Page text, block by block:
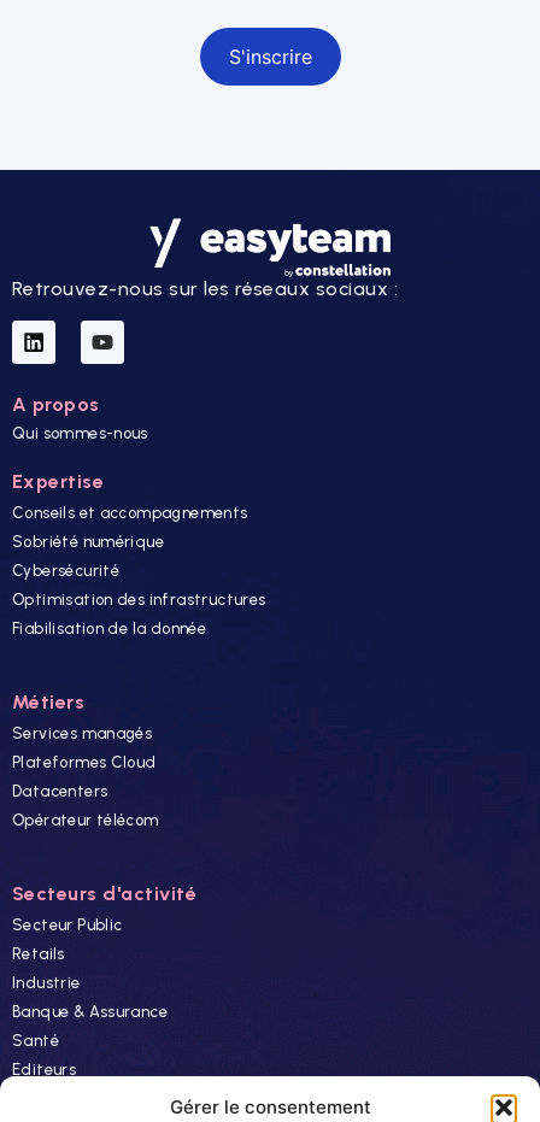
Gérer le consentement
Retrouvez-nous sur les réseaux sociaux :
A propos
Qui sommes-nous
Expertise
Conseils et accompagnements
Sobriété numérique
Cybersécurité
Optimisation des infrastructures
Fiabilisation de la donnée
Métiers
Services managés
Plateformes Cloud
Datacenters
Opérateur télécom
Secteurs d'activité
Secteur Public
Retails
Industrie
Banque & Assurance
Santé
Editeurs